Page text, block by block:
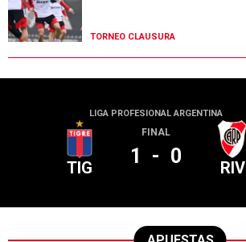
TORNEO CLAUSURA
LIGA PROFESIONAL ARGENTINA
TIG
FINAL
1 - 0 RIV